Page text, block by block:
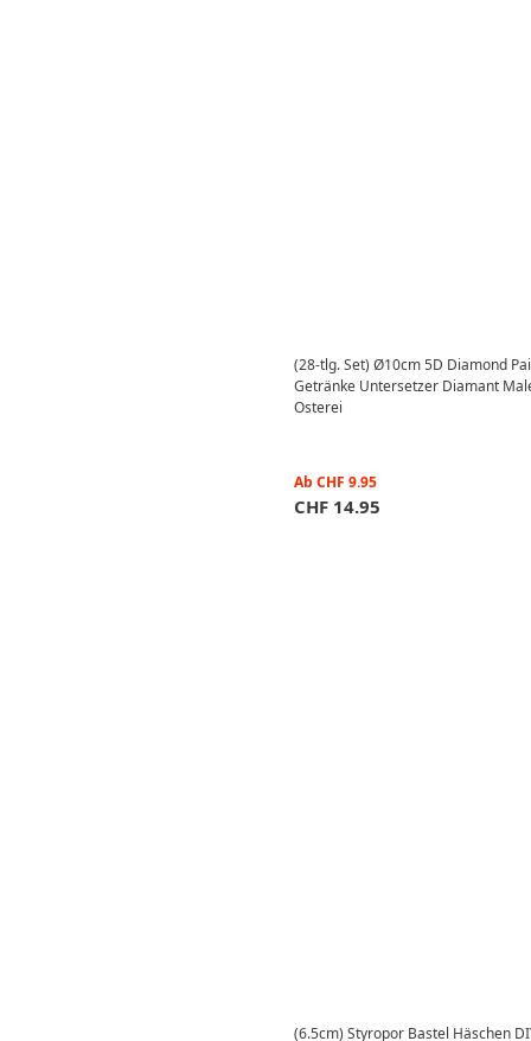
(28-tlg. Set) Ø10cm 5D Diamond
Getränke Untersetzer Diamant
Osterei
Ab CHF 9.95
CHF 14.95
(6.5cm) Styropor Bastel Häschen